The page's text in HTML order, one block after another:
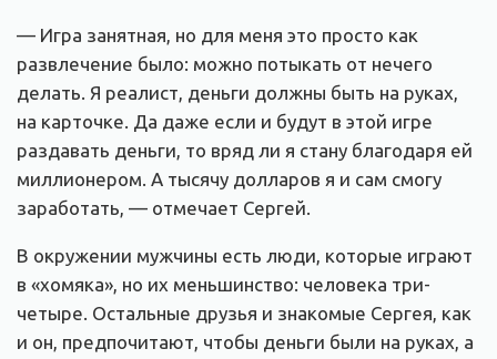
— Игра занятная, но для меня это просто как
развлечение было: можно потыкать от нечего
делать. Я реалист, деньги должны быть на руках,
на карточке. Да даже если и будут в этой игре
раздавать деньги, то вряд ли я стану благодаря ей
миллионером. А тысячу долларов я и сам смогу
заработать, — отмечает Сергей.
В окружении мужчины есть люди, которые играют
в «хомяка», но их меньшинство: человека три-
четыре. Остальные друзья и знакомые Сергея, как
и он, предпочитают, чтобы деньги были на руках, а